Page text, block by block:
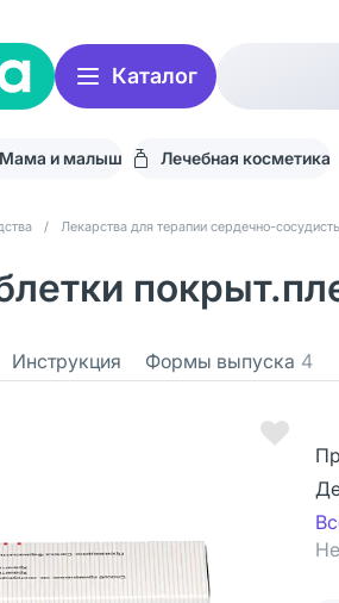
Каталог
Мама и малыш Лечебная косметика
/ Лекарства для терапии сердечно-
Инструкция Формы выпуска 4